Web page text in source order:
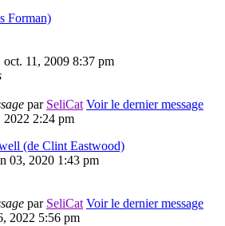
Forman)
oct. 11, 2009 8:37 pm
par SeliCat Voir le dernier message
2022 2:24 pm
(de Clint Eastwood)
03, 2020 1:43 pm
par SeliCat Voir le dernier message
2022 5:56 pm